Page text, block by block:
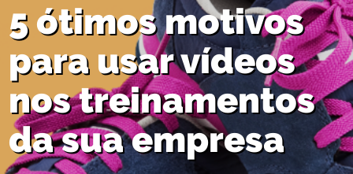
5 ótimos motivos
para usar vídeos
nos treinamentos
da sua empresa